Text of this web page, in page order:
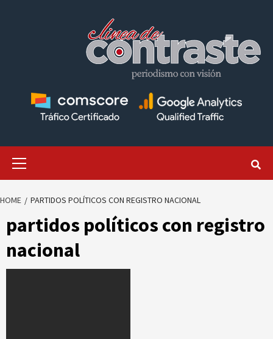
HOME PARTIDOS POLÍTICOS CON REGISTRO NACIONAL
partidos políticos con registro
nacional